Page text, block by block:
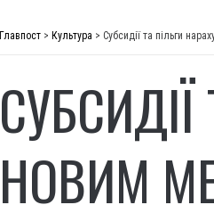
Главпост > Культура > Субсидії та пільги
НОВИМ